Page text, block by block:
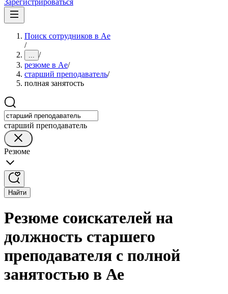
Зарегистрироваться
Поиск сотрудников в Ае
/
... /
резюме в Ае/
старший преподаватель/
полная занятость
старший преподаватель
Резюме
Найти
Резюме соискателей на
должность старшего
преподавателя с полной
занятостью в Ае